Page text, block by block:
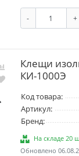
- +
Клещи
КИ-1000Э
Код товара:
Артикул:
Бренд:
На складе 20
Обновлено